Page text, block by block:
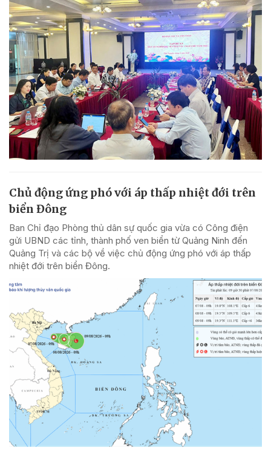
Chủ động ứng phó với áp thấp nhiệt đới trên
biển Đông
Ban Chỉ đạo Phòng thủ dân sự quốc gia vừa có Công điện
gửi UBND các tỉnh, thành phố ven biển từ Quảng Ninh đến
Quảng Trị và các bộ về việc chủ động ứng phó với áp thấp
nhiệt đới trên biển Đông.